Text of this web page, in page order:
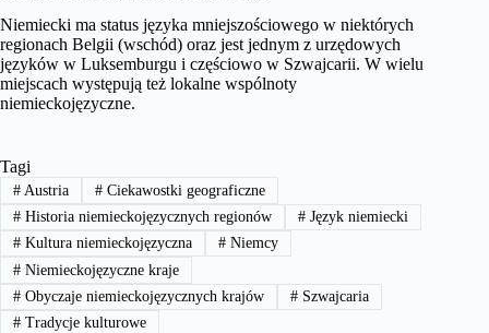
Niemiecki ma status języka mniejszościowego w niektórych
regionach Belgii (wschód) oraz jest jednym z urzędowych
języków w Luksemburgu i częściowo w Szwajcarii. W wielu
miejscach występują też lokalne wspólnoty
niemieckojęzyczne.
Tagi
#Austria #Ciekawostki geograficzne
#Historia niemieckojęzycznych regionów #Język niemiecki
#Kultura niemieckojęzyczna #Niemcy
#Niemieckojęzyczne kraje
#Obyczaje niemieckojęzycznych krajów #Szwajcaria
#Tradycje kulturowe